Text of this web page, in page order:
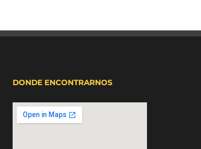
DONDE ENCONTRARNOS